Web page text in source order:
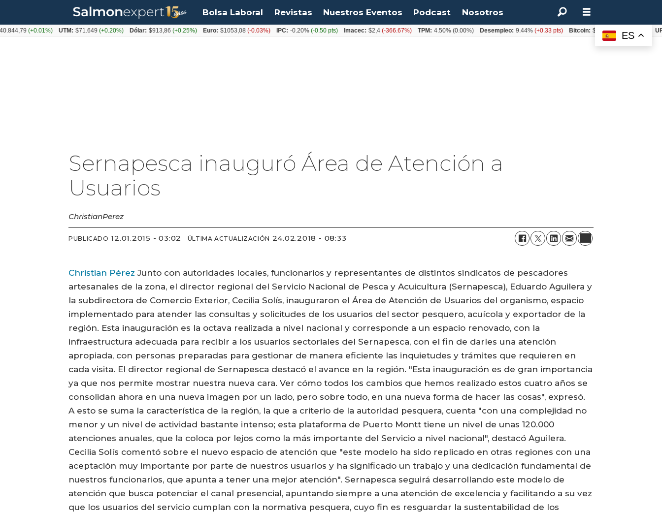
Bolsa Laboral Revistas Nuestros Eventos Podcast Nosotros
Sernapesca inauguró Área de Atención a
Usuarios
ChristianPerez
PUBLICADO 12.01.2015 - 03:02 ÚLTIMA ACTUALIZACIÓN 24.02.2018 - 08:33
Christian Pérez Junto con autoridades locales, funcionarios y representantes de distintos sindicatos de pescadores
artesanales de la zona, el director regional del Servicio Nacional de Pesca y Acuicultura (Sernapesca), Eduardo Aguilera y
la subdirectora de Comercio Exterior, Cecilia Solís, inauguraron el Área de Atención de Usuarios del organismo, espacio
implementado para atender las consultas y solicitudes de los usuarios del sector pesquero, acuícola y exportador de la
región. Esta inauguración es la octava realizada a nivel nacional y corresponde a un espacio renovado, con la
infraestructura adecuada para recibir a los usuarios sectoriales del Sernapesca, con el fin de darles una atención
apropiada, con personas preparadas para gestionar de manera eficiente las inquietudes y trámites que requieren en
cada visita. El director regional de Sernapesca destacó el avance en la región. "Esta inauguración es de gran importancia
ya que nos permite mostrar nuestra nueva cara. Ver cómo todos los cambios que hemos realizado estos cuatro años se
consolidan ahora en una nueva imagen por un lado, pero sobre todo, en una nueva forma de hacer las cosas", expresó.
A esto se suma la característica de la región, la que a criterio de la autoridad pesquera, cuenta "con una complejidad no
menor y un nivel de actividad bastante intenso; esta plataforma de Puerto Montt tiene un nivel de unas 120.000
atenciones anuales, que la coloca por lejos como la más importante del Servicio a nivel nacional", destacó Aguilera.
Cecilia Solís comentó sobre el nuevo espacio de atención que "este modelo ha sido replicado en otras regiones con una
aceptación muy importante por parte de nuestros usuarios y ha significado un trabajo y una dedicación fundamental de
nuestros funcionarios, que apunta a tener una mejor atención". Sernapesca seguirá desarrollando este modelo de
atención que busca potenciar el canal presencial, apuntando siempre a una atención de excelencia y facilitando a su vez
que los usuarios del servicio cumplan con la normativa pesquera, cuyo fin es resguardar la sustentabilidad de los
ES
(+0.01%) UTM: $71.649 (+0.20%) Dólar: $913,86(+0.25%) Euro: $1053,08(-0.03%) IPC: -0.20% (-0.50 pts) Imacec: $2,4 (-366.67%) TPM: 4.50% (0.00%) Desempleo: 9.44% (+0.33 pts) Bitcoin: $64.600,08(+2.93%)